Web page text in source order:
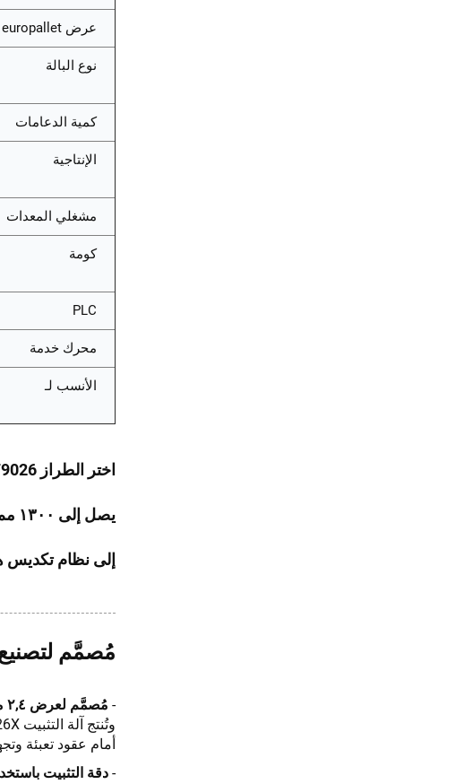
عرض europallet
نوع البالة
كمية الدعامات
الإنتاجية
مشغلي المعدات
كومة
PLC
محرك خدمة
الأنسب لـ
إلى نظام
مُصمَّم لتصنيع
- مُصمَّم لعرض ٢,٤ متر
أمام عقود تعبئة
-دقة التثبيت